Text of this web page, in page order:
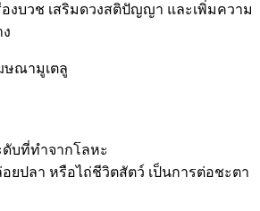
องบวช เสริมดวงสติปัญญา และเพิ่มความ
ดับที่ทำจากโลหะ
ยปลา หรือไถ่ชีวิตสัตว์ เป็นการต่อชะตา